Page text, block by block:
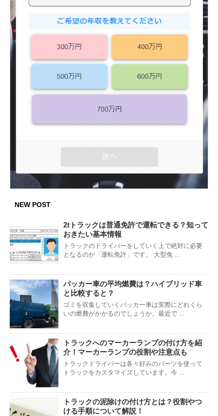
NEW POST
2tトラックは普通免許で運転できる？知って
おきたい基本情報
トラックのドライバーをしていく上で絶対に必要
となるのが「運転免許」です。 大型免 ...
パッカー車の平均燃費は？ハイブリッド車
と比較すると？
ゴミを収集していくパッカー車は実際にどれくら
いの燃費がかかるのでしょうか。最近で ...
トラックへのマーカーランプの付け方を紹
介！マーカーランプの役割や注意点も
トラックドライバーは各々好みのパーツを使って
トラックをカスタマイズしています。今 ...
トラックの泥除けの付け方とは？役割やつ
ける手順について解説！